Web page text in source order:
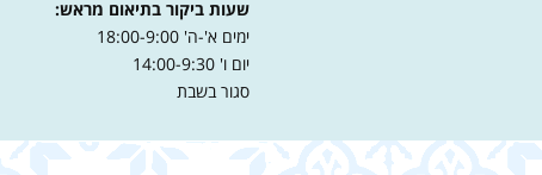
שעות ביקור בתיאום מראש:
ימים א'-ה' 18:00-9:00
יום ו' 14:00-9:30